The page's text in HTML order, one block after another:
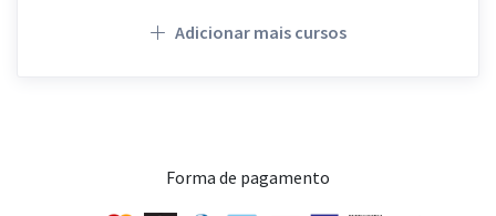
Adicionar mais cursos
Forma de pagamento